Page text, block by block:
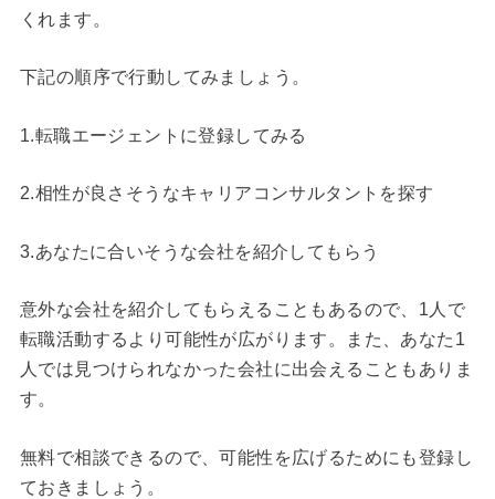
くれます。
下記の順序で行動してみましょう。
1.転職エージェントに登録してみる
2.相性が良さそうなキャリアコンサルタントを探す
3.あなたに合いそうな会社を紹介してもらう
意外な会社を紹介してもらえることもあるので、1人で
転職活動するより可能性が広がります。また、あなた1
人では見つけられなかった会社に出会えることもありま
す。
無料で相談できるので、可能性を広げるためにも登録し
ておきましょう。